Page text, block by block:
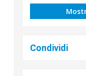
Condividi